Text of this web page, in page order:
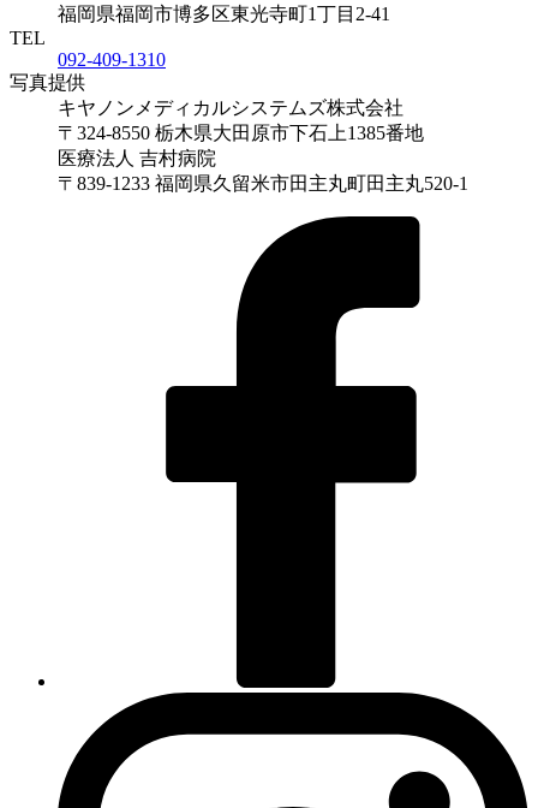
福岡県福岡市博多区東光寺町1丁目2-41
TEL
092-409-1310
写真提供
キヤノンメディカルシステムズ株式会社
〒324-8550 栃木県大田原市下石上1385番地
医療法人 吉村病院
〒839-1233 福岡県久留米市田主丸町田主丸520-1